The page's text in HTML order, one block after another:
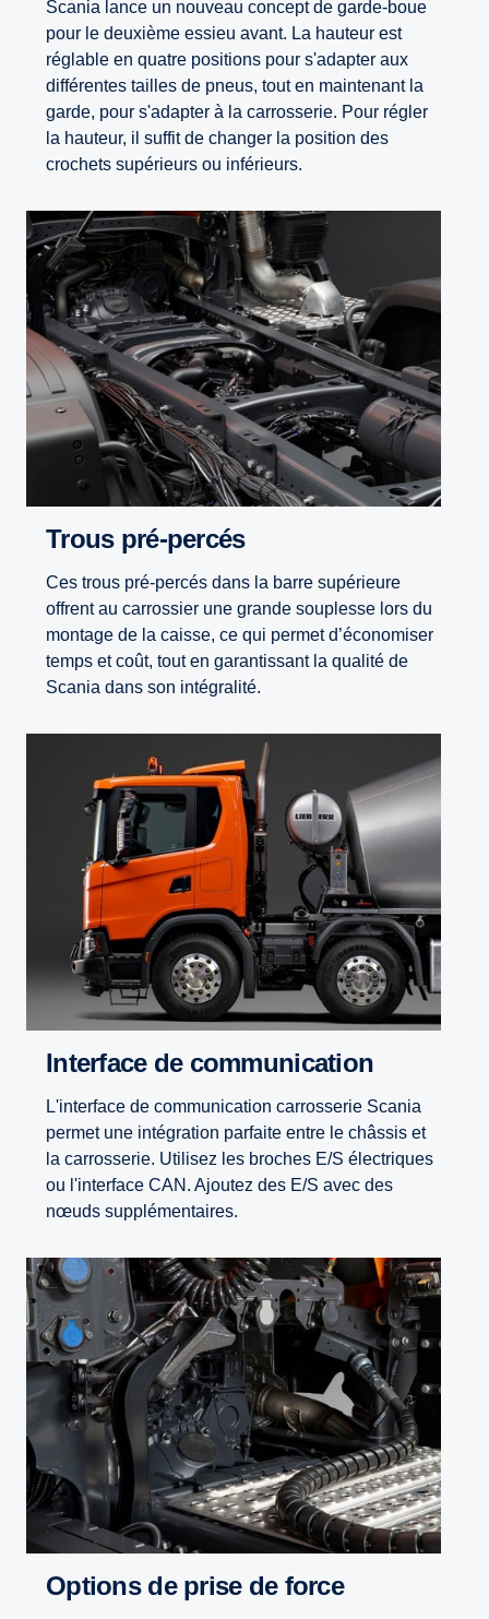
Scania lance un nouveau concept de garde-boue
pour le deuxième essieu avant. La hauteur est
réglable en quatre positions pour s'adapter aux
différentes tailles de pneus, tout en maintenant la
garde, pour s'adapter à la carrosserie. Pour régler
la hauteur, il suffit de changer la position des
crochets supérieurs ou inférieurs.
Trous pré-percés
Ces trous pré-percés dans la barre supérieure
offrent au carrossier une grande souplesse lors du
montage de la caisse, ce qui permet d’économiser
temps et coût, tout en garantissant la qualité de
Scania dans son intégralité.
Interface de communication
L'interface de communication carrosserie Scania
permet une intégration parfaite entre le châssis et
la carrosserie. Utilisez les broches E/S électriques
ou l'interface CAN. Ajoutez des E/S avec des
nœuds supplémentaires.
Options de prise de force